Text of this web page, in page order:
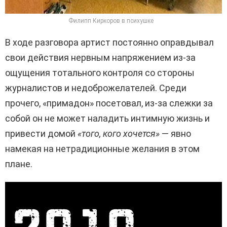
Филипп Киркоров в психушке
В ходе разговора артист постоянно оправдывал
свои действия нервным напряжением из-за
ощущения тотального контроля со стороны
журналистов и недоброжелателей. Среди
прочего, «примадон» посетовал, из-за слежки за
собой он не может наладить интимную жизнь и
привести домой «того, кого хочется» — явно
намекая на нетрадиционные желания в этом
плане.